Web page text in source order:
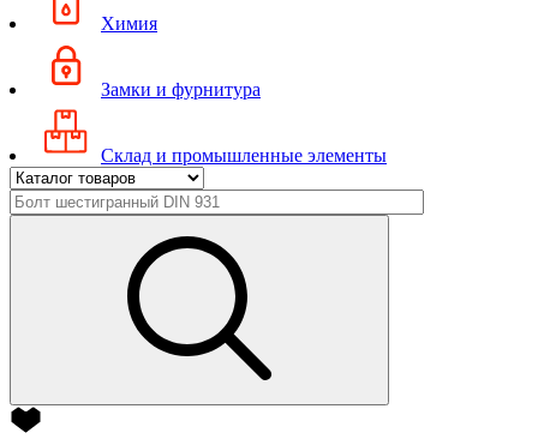
Химия
Замки и фурнитура
Склад и промышленные элементы